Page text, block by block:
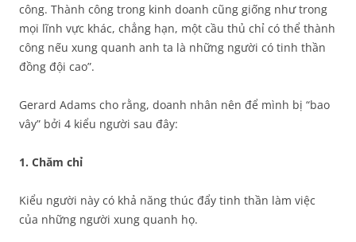
công. Thành công trong kinh doanh cũng giống như trong
mọi lĩnh vực khác, chẳng hạn, một cầu thủ chỉ có thể thành
công nếu xung quanh anh ta là những người có tinh thần
đồng đội cao”.
Gerard Adams cho rằng, doanh nhân nên để mình bị “bao
vây” bởi 4 kiểu người sau đây:
1. Chăm chỉ
Kiểu người này có khả năng thúc đẩy tinh thần làm việc
của những người xung quanh họ.